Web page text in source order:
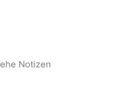
Notizen